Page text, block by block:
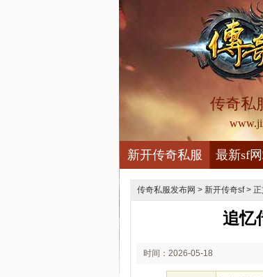
传奇私
新开传奇私服 最新sf
传奇私服发布网 > 新开传奇sf> 正
追忆
时间：2026-05-18